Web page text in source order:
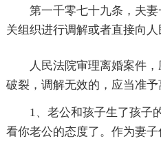
第一千零七十九条，夫
关组织进行调解或者直接向人
人民法院审理离婚案件
破裂，调解无效的，应当准予
1、老公和孩子生了孩子
看你老公的态度了。作为妻